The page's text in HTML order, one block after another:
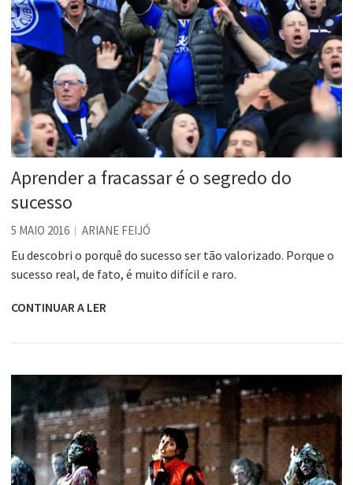
Aprender a fracassar é o segredo do
sucesso
5 MAIO 2016 ARIANE FEIJÓ
Eu descobri o porquê do sucesso ser tão valorizado. Porque o
sucesso real, de fato, é muito difícil e raro.
CONTINUAR A LER